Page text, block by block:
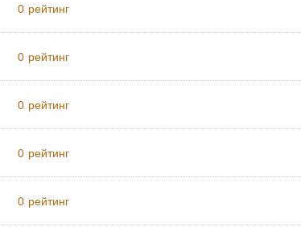
0 рейтинг
0 рейтинг
0 рейтинг
0 рейтинг
0 рейтинг